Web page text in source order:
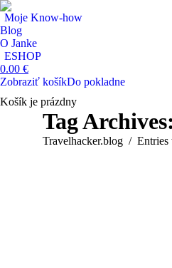
Moje Know-how
Blog
O Janke
ESHOP
0.00 €
Zobraziť košíkDo pokladne
Košík je prázdny
Tag Archives:
You are here:
Travelhacker.blog